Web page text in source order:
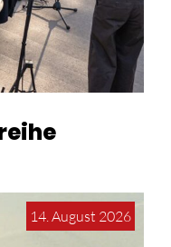
14. August 2026